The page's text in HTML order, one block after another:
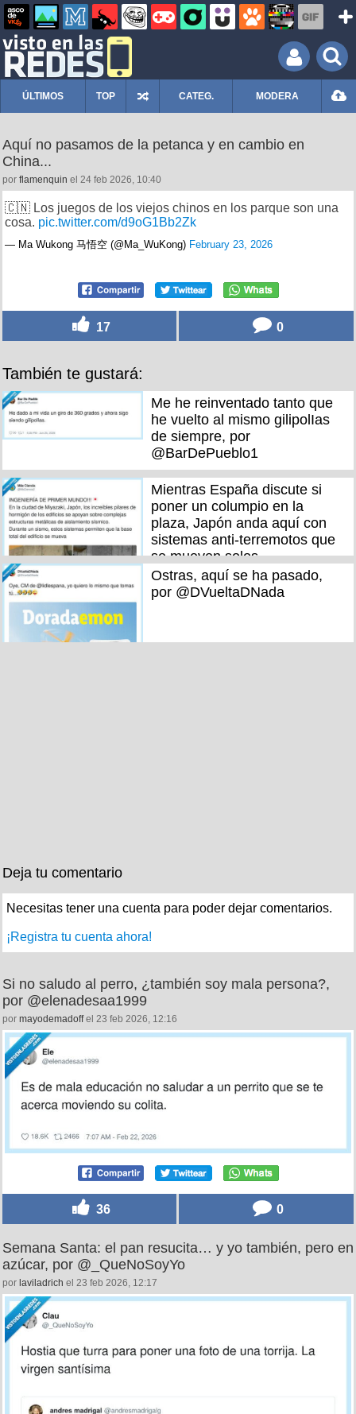
ÚLTIMOS TOP CATEG. MODERA
Aquí no pasamos de la petanca y en cambio en
China...
por flamenquin el 24 feb 2026, 10:40
🇨🇳 Los juegos de los viejos chinos en los parque son una
cosa. pic.twitter.com/d9oG1Bb2Zk
— Ma Wukong 马悟空 (@Ma_WuKong) February 23, 2026
17 0
También te gustará:
Me he reinventado tanto que
he vuelto al mismo gilipolIas
de siempre, por
@BarDePueblo1
Mientras España discute si
poner un columpio en la
plaza, Japón anda aquí con
sistemas anti-terremotos que
se mueven solos
Ostras, aquí se ha pasado,
por @DVueltaDNada
Deja tu comentario
Necesitas tener una cuenta para poder dejar comentarios.
¡Registra tu cuenta ahora!
Si no saludo al perro, ¿también soy mala persona?,
por @elenadesaa1999
por mayodemadoffel 23 feb 2026, 12:16
36 0
Semana Santa: el pan resucita… y yo también, pero en
azúcar, por @_QueNoSoyYo
por laviladrich el 23 feb 2026, 12:17